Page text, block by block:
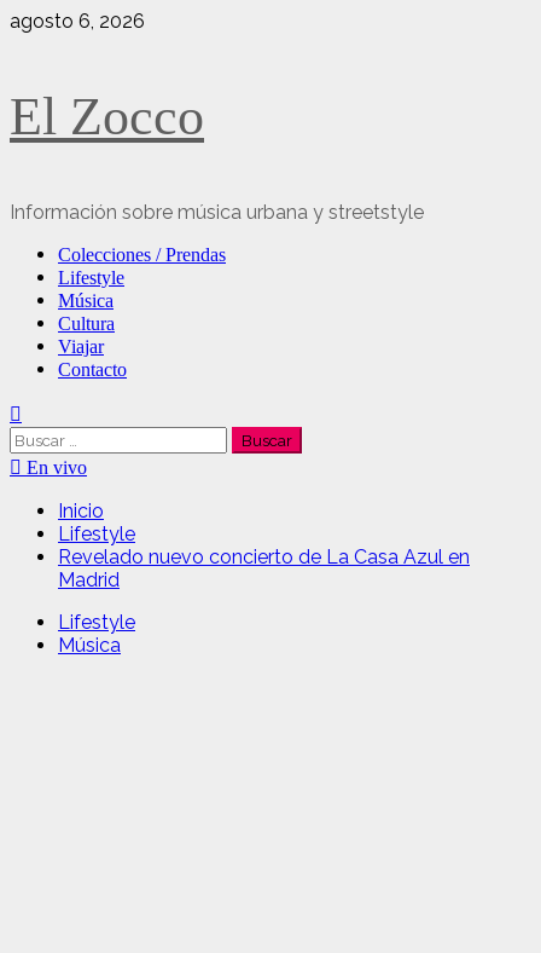
Saltar
agosto 6, 2026
El Zocco
Información sobre música urbana y streetstyle
Menú
principal
Colecciones / Prendas
Lifestyle
Música
Cultura
Viajar
Contacto
Buscar:
En vivo
Inicio
Lifestyle
Revelado nuevo concierto de La Casa Azul en
Madrid
Lifestyle
Música